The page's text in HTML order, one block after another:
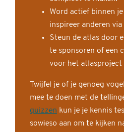
Word actief binnen
inspireer anderen
Steun de atlas door
te sponsoren of een
voor het atlasproject
Twijfel je of je genoeg
mee te doen met de
quizzen kun je je kennis
sowieso aan om te kijken